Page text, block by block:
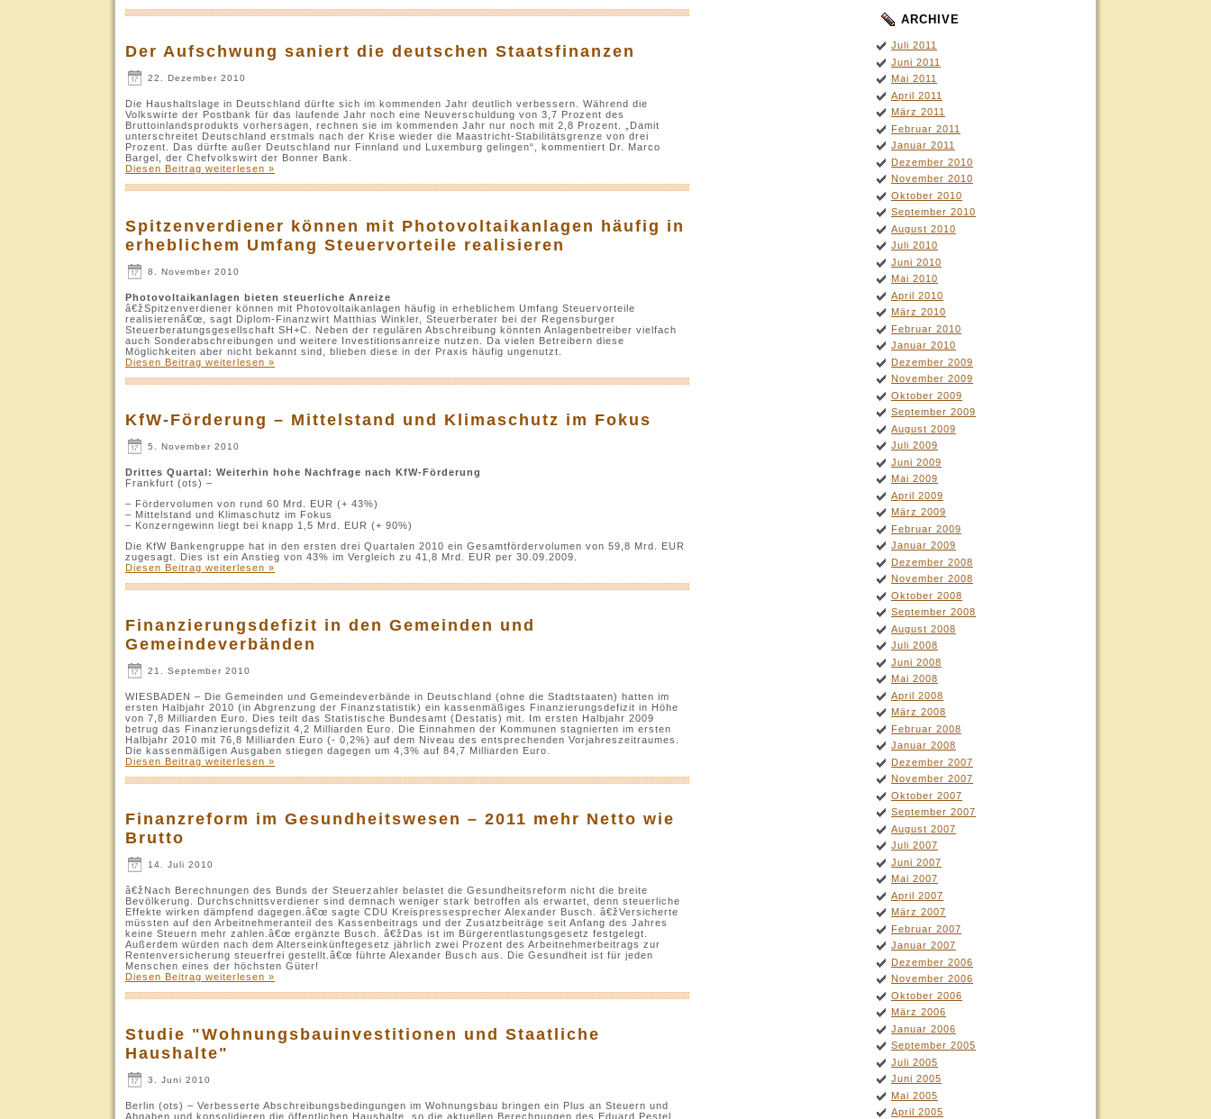
Der Aufschwung saniert die deutschen Staatsfinanzen
22. Dezember 2010
Die Haushaltslage in Deutschland dürfte sich im kommenden Jahr deutlich verbessern. Während die
Volkswirte der Postbank für das laufende Jahr noch eine Neuverschuldung von 3,7 Prozent des
Bruttoinlandsprodukts vorhersagen, rechnen sie im kommenden Jahr nur noch mit 2,8 Prozent. „Damit
unterschreitet Deutschland erstmals nach der Krise wieder die Maastricht-Stabilitätsgrenze von drei
Prozent. Das dürfte außer Deutschland nur Finnland und Luxemburg gelingen“, kommentiert Dr. Marco
Bargel, der Chefvolkswirt der Bonner Bank.
Diesen Beitrag weiterlesen »
Spitzenverdiener können mit Photovoltaikanlagen häufig in
erheblichem Umfang Steuervorteile realisieren
8. November 2010
Photovoltaikanlagen bieten steuerliche Anreize
â€žSpitzenverdiener können mit Photovoltaikanlagen häufig in erheblichem Umfang Steuervorteile
realisierenâ€œ, sagt Diplom-Finanzwirt Matthias Winkler, Steuerberater bei der Regensburger
Steuerberatungsgesellschaft SH+C. Neben der regulären Abschreibung könnten Anlagenbetreiber vielfach
auch Sonderabschreibungen und weitere Investitionsanreize nutzen. Da vielen Betreibern diese
Möglichkeiten aber nicht bekannt sind, blieben diese in der Praxis häufig ungenutzt.
Diesen Beitrag weiterlesen »
KfW-Förderung – Mittelstand und Klimaschutz im Fokus
5. November 2010
Drittes Quartal: Weiterhin hohe Nachfrage nach KfW-Förderung
Frankfurt (ots) –
– Fördervolumen von rund 60 Mrd. EUR (+ 43%)
– Mittelstand und Klimaschutz im Fokus
– Konzerngewinn liegt bei knapp 1,5 Mrd. EUR (+ 90%)
Die KfW Bankengruppe hat in den ersten drei Quartalen 2010 ein Gesamtfördervolumen von 59,8 Mrd. EUR
zugesagt. Dies ist ein Anstieg von 43% im Vergleich zu 41,8 Mrd. EUR per 30.09.2009.
Diesen Beitrag weiterlesen »
Finanzierungsdefizit in den Gemeinden und
Gemeindeverbänden
21. September 2010
WIESBADEN – Die Gemeinden und Gemeindeverbände in Deutschland (ohne die Stadtstaaten) hatten im
ersten Halbjahr 2010 (in Abgrenzung der Finanzstatistik) ein kassenmäßiges Finanzierungsdefizit in Höhe
von 7,8 Milliarden Euro. Dies teilt das Statistische Bundesamt (Destatis) mit. Im ersten Halbjahr 2009
betrug das Finanzierungsdefizit 4,2 Milliarden Euro. Die Einnahmen der Kommunen stagnierten im ersten
Halbjahr 2010 mit 76,8 Milliarden Euro (- 0,2%) auf dem Niveau des entsprechenden Vorjahreszeitraumes.
Die kassenmäßigen Ausgaben stiegen dagegen um 4,3% auf 84,7 Milliarden Euro.
Diesen Beitrag weiterlesen »
Finanzreform im Gesundheitswesen – 2011 mehr Netto wie
Brutto
14. Juli 2010
â€žNach Berechnungen des Bunds der Steuerzahler belastet die Gesundheitsreform nicht die breite
Bevölkerung. Durchschnittsverdiener sind demnach weniger stark betroffen als erwartet, denn steuerliche
Effekte wirken dämpfend dagegen.â€œ sagte CDU Kreispressesprecher Alexander Busch. â€žVersicherte
müssten auf den Arbeitnehmeranteil des Kassenbeitrags und der Zusatzbeiträge seit Anfang des Jahres
keine Steuern mehr zahlen.â€œ ergänzte Busch. â€žDas ist im Bürgerentlastungsgesetz festgelegt.
Außerdem würden nach dem Alterseinkünftegesetz jährlich zwei Prozent des Arbeitnehmerbeitrags zur
Rentenversicherung steuerfrei gestellt.â€œ führte Alexander Busch aus. Die Gesundheit ist für jeden
Menschen eines der höchsten Güter!
Diesen Beitrag weiterlesen »
Studie "Wohnungsbauinvestitionen und Staatliche
Haushalte"
3. Juni 2010
Berlin (ots) – Verbesserte Abschreibungsbedingungen im Wohnungsbau bringen ein Plus an Steuern und
Abgaben und konsolidieren die öffentlichen Haushalte, so die aktuellen Berechnungen des Eduard Pestel
ARCHIVE
Juli 2011
Juni 2011
Mai 2011
April 2011
März 2011
Februar 2011
Januar 2011
Dezember 2010
November 2010
Oktober 2010
September 2010
August 2010
Juli 2010
Juni 2010
Mai 2010
April 2010
März 2010
Februar 2010
Januar 2010
Dezember 2009
November 2009
Oktober 2009
September 2009
August 2009
Juli 2009
Juni 2009
Mai 2009
April 2009
März 2009
Februar 2009
Januar 2009
Dezember 2008
November 2008
Oktober 2008
September 2008
August 2008
Juli 2008
Juni 2008
Mai 2008
April 2008
März 2008
Februar 2008
Januar 2008
Dezember 2007
November 2007
Oktober 2007
September 2007
August 2007
Juli 2007
Juni 2007
Mai 2007
April 2007
März 2007
Februar 2007
Januar 2007
Dezember 2006
November 2006
Oktober 2006
März 2006
Januar 2006
September 2005
Juli 2005
Juni 2005
Mai 2005
April 2005